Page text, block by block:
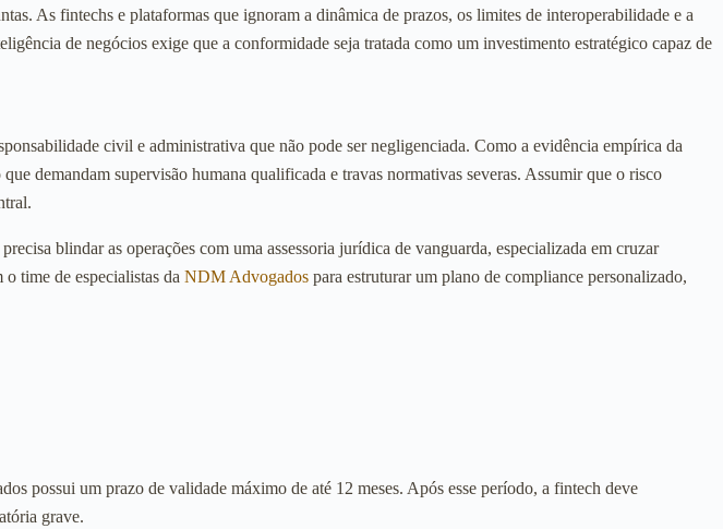
As fintechs e plataformas que ignoram a dinâmica de prazos, os limites de interoperabilidade e a
de negócios exige que a conformidade seja tratada como um investimento estratégico capaz de
civil e administrativa que não pode ser negligenciada. Como a evidência empírica da
demandam supervisão humana qualificada e travas normativas severas. Assumir que o risco
blindar as operações com uma assessoria jurídica de vanguarda, especializada em cruzar
time de especialistas da NDM Advogados para estruturar um plano de compliance personalizado,
possui um prazo de validade máximo de até 12 meses. Após esse período, a fintech deve
grave.